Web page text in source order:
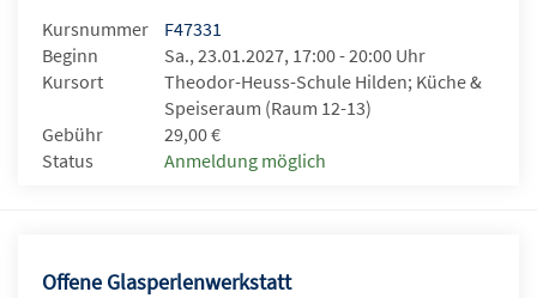
Kursnummer
F47331
Beginn
Sa., 23.01.2027, 17:00 - 20:00 Uhr
Kursort
Theodor-Heuss-Schule Hilden; Küche &
Speiseraum (Raum 12-13)
Gebühr
29,00 €
Status
Anmeldung möglich
Offene Glasperlenwerkstatt